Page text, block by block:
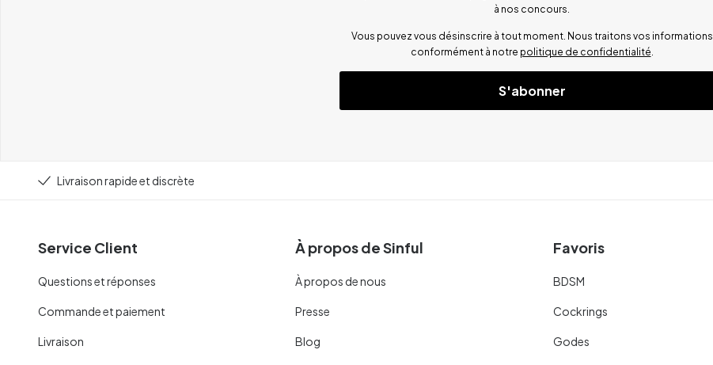
à nos concours.
Vous pouvez vous désinscrire à tout moment. Nous traitons vos informations
conformément à notre politique de confidentialité
S'abonner
Livraison rapide et discrète
Service Client
Questions et réponses
Commande et paiement
Livraison
À propos de Sinful
À propos de nous
Presse
Blog
Favoris
BDSM
Cockrings
Godes